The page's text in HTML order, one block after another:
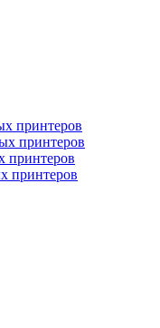
принтеров
принтеров
принтеров
принтеров